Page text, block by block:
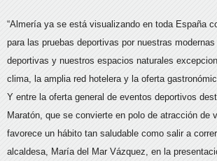
“Almería ya se está visualizando en toda España
para las pruebas deportivas por nuestras
deportivas y nuestros espacios naturales
clima, la amplia red hotelera y la oferta
Y entre la oferta general de eventos deportivos
Maratón, que se convierte en polo de atracción de
favorece un hábito tan saludable como salir a
alcaldesa, María del Mar Vázquez, en la